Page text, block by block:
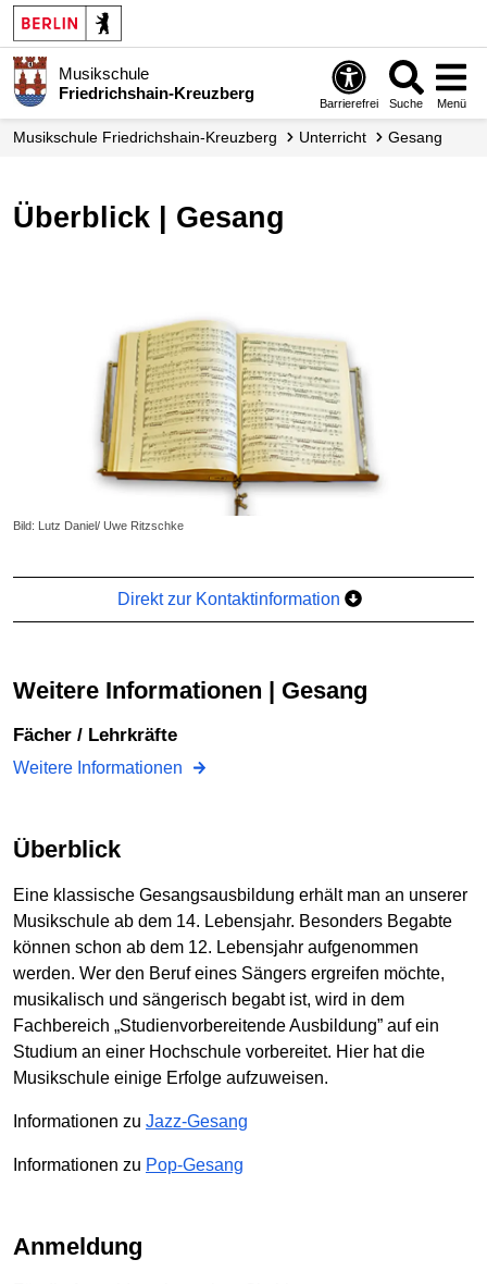
Musikschule
Friedrichshain-Kreuzberg
Barrierefrei Suche Menü
Musikschule Friedrichshain-Kreuzberg Unterricht Gesang
Überblick | Gesang
Bild: Lutz Daniel/ Uwe Ritzschke
Direkt zur Kontaktinformation
Weitere Informationen | Gesang
Fächer / Lehrkräfte
Weitere Informationen
Überblick
Eine klassische Gesangsausbildung erhält man an unserer
Musikschule ab dem 14. Lebensjahr. Besonders Begabte
können schon ab dem 12. Lebensjahr aufgenommen
werden. Wer den Beruf eines Sängers ergreifen möchte,
musikalisch und sängerisch begabt ist, wird in dem
Fachbereich „Studienvorbereitende Ausbildung” auf ein
Studium an einer Hochschule vorbereitet. Hier hat die
Musikschule einige Erfolge aufzuweisen.
Informationen zu Jazz-Gesang
Informationen zu Pop-Gesang
Anmeldung